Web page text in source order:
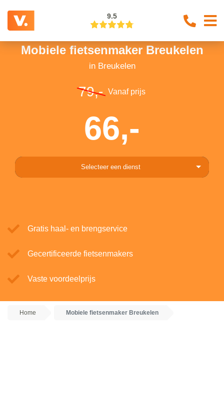
9.5
Mobiele fietsenmaker Breukelen
in Breukelen
79,- Vanaf prijs
66,-
Selecteer een dienst
Gratis haal- en brengservice
Gecertificeerde fietsenmakers
Vaste voordeelprijs
Home Mobiele fietsenmaker Breukelen